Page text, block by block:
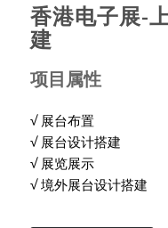
香港电子展-
建
项目属性
√ 展台布置
√ 展台设计搭建
√ 展览展示
√ 境外展台设计搭建